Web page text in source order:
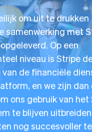
om uit te drukken
samenwerking met
Op een
niveau is Stripe
van de financiële
en we zijn dan
ons gebruik van het
te blijven
nog succesvoller te